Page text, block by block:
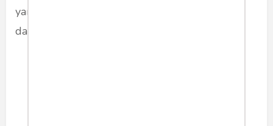
yang tepat untuk meraih swasembada pangan
dalam waktu dekat.